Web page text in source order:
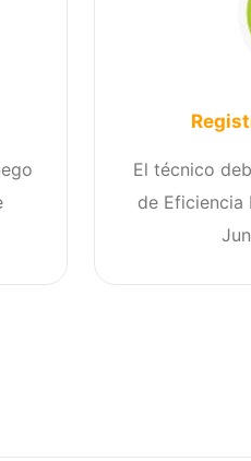
El técnico
de Eficiencia